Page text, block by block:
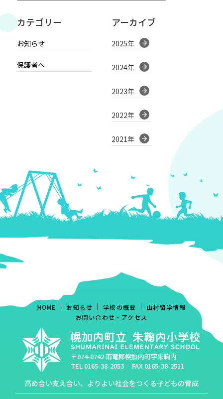
カテゴリー
お知らせ
保護者へ
アーカイブ
2025年
2024年
2023年
2022年
2021年
〒074-0742 雨竜郡幌加内町字朱鞠内
TEL 0165-38-2053 FAX 0165-38-2511
高め合い支え合い、よりよい社会をつくる子どもの育成
HOME お知らせ 学校の概要
山村留学情報
お問い合わせ・アクセス